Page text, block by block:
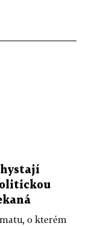
o kterém